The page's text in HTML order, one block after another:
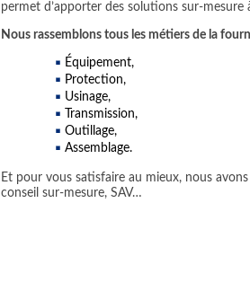
permet d’apporter des solutions sur-mesure
Nous rassemblons tous les métiers de la
Équipement,
Protection,
Usinage,
Transmission,
Outillage,
Assemblage.
Et pour vous satisfaire au mieux, nous
conseil sur-mesure, SAV…